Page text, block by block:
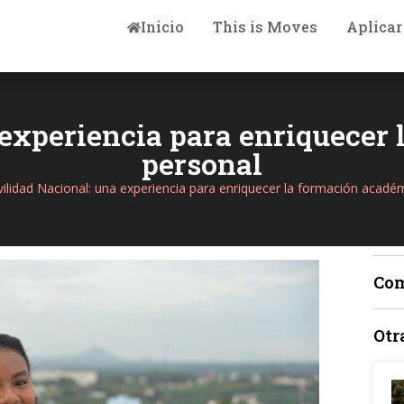
Inicio This is Moves Aplicar
para enriquecer
personal
Nacional: una experiencia para enriquecer la formación